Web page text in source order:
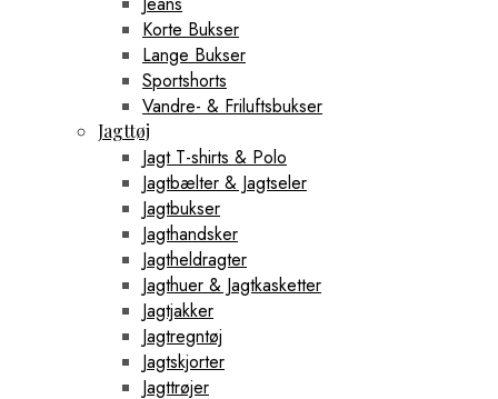
Korte Bukser
Lange Bukser
Sportshorts
Vandre- & Friluftsbukser
Jagttøj
Jagt T-shirts & Polo
Jagtbælter & Jagtseler
Jagtbukser
Jagthandsker
Jagtheldragter
Jagthuer & Jagtkasketter
Jagtjakker
Jagtregntøj
Jagtskjorter
Jagttrøjer